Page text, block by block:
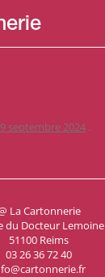
septembre 2024 .
La Cartonnerie
du Docteur Lemoine
51100 Reims
03 26 36 72 40